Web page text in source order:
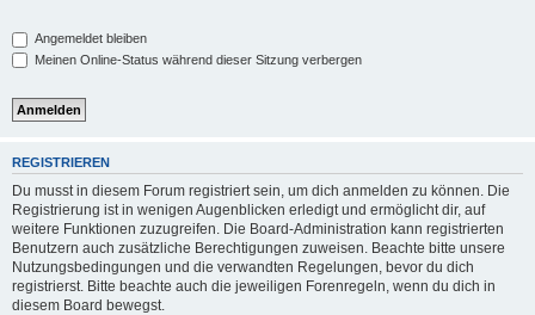
Angemeldet bleiben
Meinen Online-Status während dieser Sitzung verbergen
REGISTRIEREN
Du musst in diesem Forum registriert sein, um dich anmelden zu können. Die
Registrierung ist in wenigen Augenblicken erledigt und ermöglicht dir, auf
weitere Funktionen zuzugreifen. Die Board-Administration kann registrierten
Benutzern auch zusätzliche Berechtigungen zuweisen. Beachte bitte unsere
Nutzungsbedingungen und die verwandten Regelungen, bevor du dich
registrierst. Bitte beachte auch die jeweiligen Forenregeln, wenn du dich in
diesem Board bewegst.